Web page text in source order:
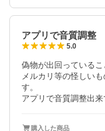
アプリで音質調整
5.0
偽物が出回っているこ
メルカリ等の怪しい
す。
アプリで音質調整出来
購入した商品